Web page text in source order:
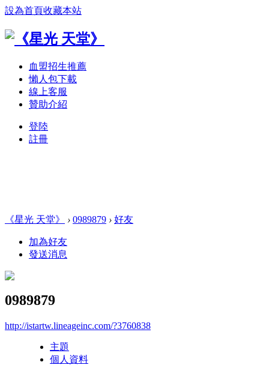
設為首頁收藏本站
血盟招生推薦
懶人包下載
線上客服
贊助介紹
登陸
註冊
《星光 天堂》 › 0989879 › 好友
加為好友
發送消息
0989879
http://istartw.lineageinc.com/?3760838
主題
個人資料